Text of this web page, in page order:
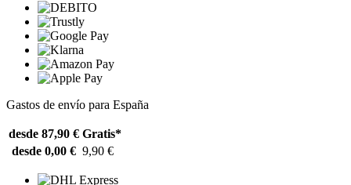
Gastos de envío para España
desde 87,90 € Gratis*
desde 0,00 € 9,90 €